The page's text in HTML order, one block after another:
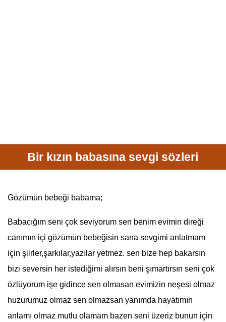
Bir kızın babasına sevgi sözleri
Gözümün bebeği babama;
Babacığım seni çok seviyorum sen benim evimin direği
canımın içi gözümün bebeğisin sana sevgimi anlatmam
için şiirler,şarkılar,yazılar yetmez. sen bize hep bakarsın
bizi seversin her istediğimi alırsın beni şımartırsın seni çok
özlüyorum işe gidince sen olmasan evimizin neşesi olmaz
huzurumuz olmaz sen olmazsan yanımda hayatımın
anlamı olmaz mutlu olamam bazen seni üzeriz bunun için